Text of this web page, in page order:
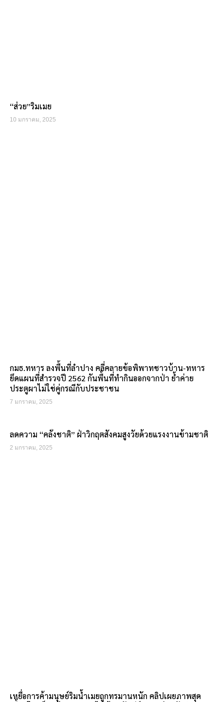
“ส่วย”ริมเมย
10 มกราคม, 2025
กมธ.ทหาร ลงพื้นที่ลำปาง คลี่คลายข้อพิพาทชาวบ้าน-ทหาร
ยึดแผนที่สำรวจปี 2562 กันพื้นที่ทำกินออกจากป่า ย้ำค่าย
ประตูผาไม่ใช่คู่กรณีกับประชาชน
7 มกราคม, 2025
ลดความ “คลั่งชาติ” ฝ่าวิกฤตสังคมสูงวัยด้วยแรงงานข้ามชาติ
2 มกราคม, 2025
เหยื่อการค้ามนุษย์ริมน้ำเมยถูกทรมานหนัก คลิปเผยภาพสุด